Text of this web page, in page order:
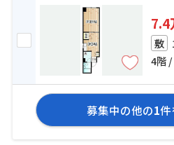
7.4
敷
4階
募集中の他の1件